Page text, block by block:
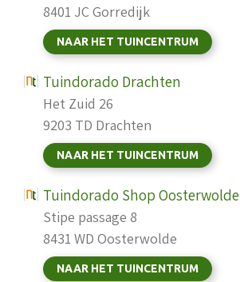
8401 JC Gorredijk
NAAR HET TUINCENTRUM
Tuindorado Drachten
Het Zuid 26
9203 TD Drachten
NAAR HET TUINCENTRUM
Tuindorado Shop Oosterwolde
Stipe passage 8
8431 WD Oosterwolde
NAAR HET TUINCENTRUM